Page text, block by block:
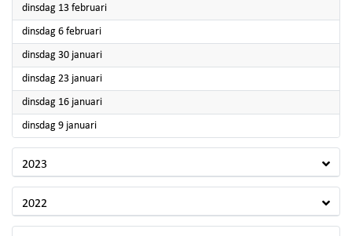
dinsdag 13 februari2024
dinsdag 6 februari2024
dinsdag 30 januari2024
dinsdag 23 januari2024
dinsdag 16 januari2024
dinsdag 9 januari2024
2023
2022